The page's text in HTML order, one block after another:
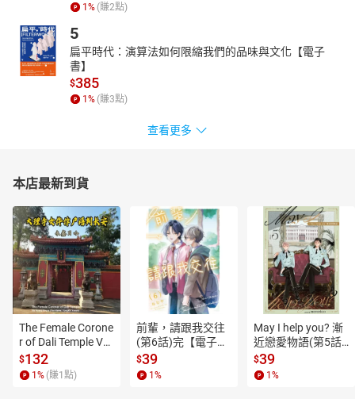
1% (賺2點)
5
扁平時代：演算法如何限縮我們的品味與文化【電子
書】
$385
1% (賺3點)
查看更多
本店最新到貨
The Female Corone
r of Dali Temple Vo
l.6【有聲書】
$132
1 % (賺1 點)
前輩，請跟我交往
(第6話)完【電子
書】
$39
1 %
May I help you? 漸
近戀愛物語(第5話)
【電子書】
$39
1 %